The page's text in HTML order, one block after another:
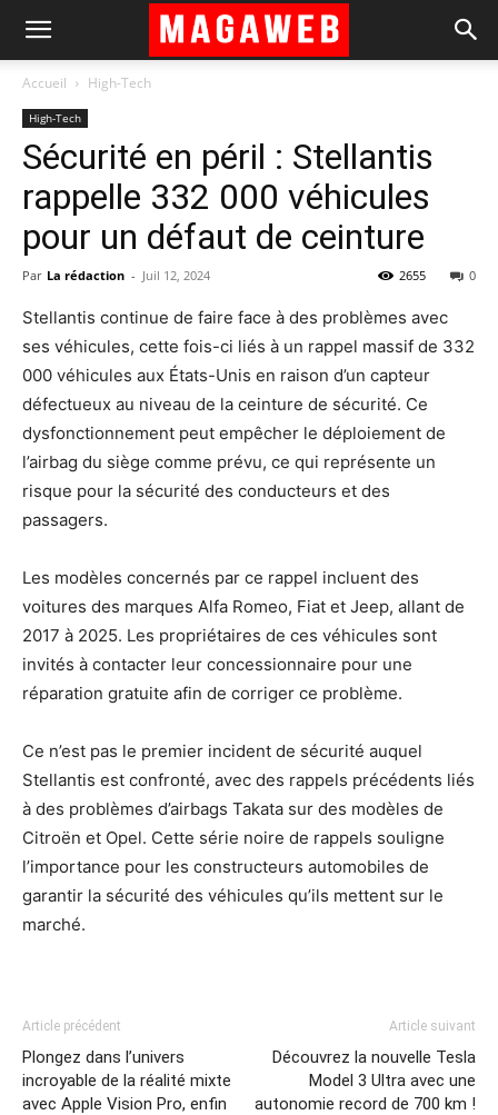
Accueil High-Tech
High-Tech
Sécurité en péril : Stellantis
rappelle 332 000 véhicules
pour un défaut de ceinture
Par La rédaction - Juil 12, 2024 0
2655
Stellantis continue de faire face à des problèmes avec
ses véhicules, cette fois-ci liés à un rappel massif de 332
000 véhicules aux États-Unis en raison d’un capteur
défectueux au niveau de la ceinture de sécurité. Ce
dysfonctionnement peut empêcher le déploiement de
l’airbag du siège comme prévu, ce qui représente un
risque pour la sécurité des conducteurs et des
passagers.
Les modèles concernés par ce rappel incluent des
voitures des marques Alfa Romeo, Fiat et Jeep, allant de
2017 à 2025. Les propriétaires de ces véhicules sont
invités à contacter leur concessionnaire pour une
réparation gratuite afin de corriger ce problème.
Ce n’est pas le premier incident de sécurité auquel
Stellantis est confronté, avec des rappels précédents liés
à des problèmes d’airbags Takata sur des modèles de
Citroën et Opel. Cette série noire de rappels souligne
l’importance pour les constructeurs automobiles de
garantir la sécurité des véhicules qu’ils mettent sur le
marché.
Article précédent
Plongez dans l’univers
incroyable de la réalité mixte
avec Apple Vision Pro, enfin
Article suivant
Découvrez la nouvelle Tesla
Model 3 Ultra avec une
autonomie record de 700 km !